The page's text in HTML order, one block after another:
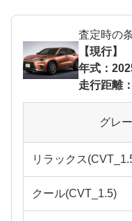
査定時の
【現行】
年式：
走行距離
グレ
リラックス
クール(CVT_1.5)